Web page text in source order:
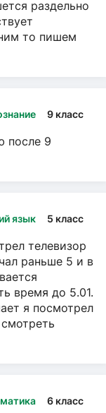
раздельно
то пишем
9 класс
после 9
язык 5 класс
телевизор
раньше 5 и в
время до 5.01.
я посмотрел
6 класс